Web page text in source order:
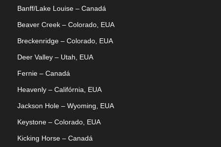
Banff/Lake Louise – Canadá
Beaver Creek – Colorado, EUA
Breckenridge – Colorado, EUA
Deer Valley – Utah, EUA
Fernie – Canadá
Heavenly – Califórnia, EUA
Jackson Hole – Wyoming, EUA
Keystone – Colorado, EUA
Kicking Horse – Canadá